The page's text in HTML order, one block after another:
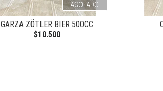
AGOTADO
GARZA ZÖTLER BIER 500CC
$10.500